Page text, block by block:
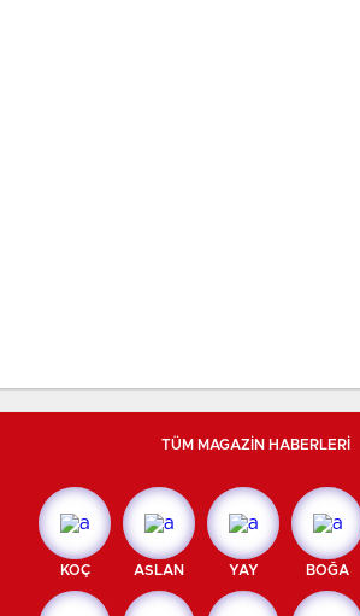
TÜM MAGAZİN HABERLERİ
KOÇ ASLAN YAY BOĞA